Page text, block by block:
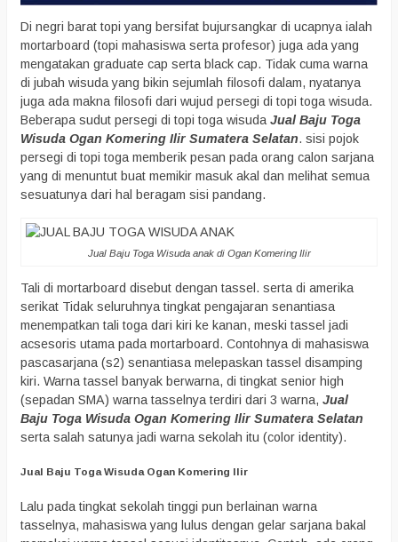
Di negri barat topi yang bersifat bujursangkar di ucapnya ialah
mortarboard (topi mahasiswa serta profesor) juga ada yang
mengatakan graduate cap serta black cap. Tidak cuma warna
di jubah wisuda yang bikin sejumlah filosofi dalam, nyatanya
juga ada makna filosofi dari wujud persegi di topi toga wisuda.
Beberapa sudut persegi di topi toga wisudaJual Baju Toga
Wisuda Ogan Komering Ilir Sumatera Selatan. sisi pojok
persegi di topi toga memberik pesan pada orang calon sarjana
yang di menuntut buat memikir masuk akal dan melihat semua
sesuatunya dari hal beragam sisi pandang.
Jual Baju Toga Wisuda anak di Ogan Komering Ilir
Tali di mortarboard disebut dengan tassel. serta di amerika
serikat Tidak seluruhnya tingkat pengajaran senantiasa
menempatkan tali toga dari kiri ke kanan, meski tassel jadi
acsesoris utama pada mortarboard. Contohnya di mahasiswa
pascasarjana (s2) senantiasa melepaskan tassel disamping
kiri. Warna tassel banyak berwarna, di tingkat senior high
(sepadan SMA) warna tasselnya terdiri dari 3 warna, Jual
Baju Toga Wisuda Ogan Komering Ilir Sumatera Selatan
serta salah satunya jadi warna sekolah itu (color identity).
Jual Baju Toga Wisuda Ogan Komering Ilir
Lalu pada tingkat sekolah tinggi pun berlainan warna
tasselnya, mahasiswa yang lulus dengan gelar sarjana bakal